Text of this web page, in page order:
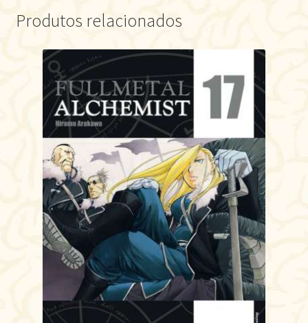
Produtos relacionados